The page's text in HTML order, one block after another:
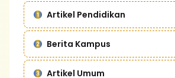
Artikel Pendidikan
Berita Kampus
Artikel Umum